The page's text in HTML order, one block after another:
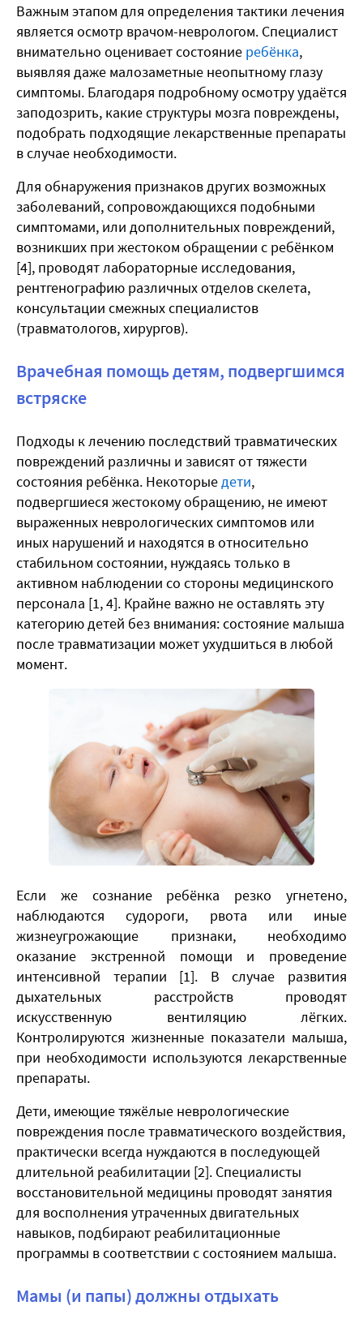
Важным этапом для определения тактики лечения
является осмотр врачом-неврологом. Специалист
внимательно оценивает состояние ребёнка,
выявляя даже малозаметные неопытному глазу
симптомы. Благодаря подробному осмотру удаётся
заподозрить, какие структуры мозга повреждены,
подобрать подходящие лекарственные препараты
в случае необходимости.
Для обнаружения признаков других возможных
заболеваний, сопровождающихся подобными
симптомами, или дополнительных повреждений,
возникших при жестоком обращении с ребёнком
[4], проводят лабораторные исследования,
рентгенографию различных отделов скелета,
консультации смежных специалистов
(травматологов, хирургов).
Врачебная помощь детям, подвергшимся
встряске
Подходы к лечению последствий травматических
повреждений различны и зависят от тяжести
состояния ребёнка. Некоторыедети,
подвергшиеся жестокому обращению, не имеют
выраженных неврологических симптомов или
иных нарушений и находятся в относительно
стабильном состоянии, нуждаясь только в
активном наблюдении со стороны медицинского
персонала [1, 4]. Крайне важно не оставлять эту
категорию детей без внимания: состояние малыша
после травматизации может ухудшиться в любой
момент.
Если же сознание ребёнка резко угнетено,
наблюдаются судороги, рвота или иные
жизнеугрожающие признаки, необходимо
оказание экстренной помощи и проведение
интенсивной терапии [1]. В случае развития
дыхательных расстройств проводят
искусственную вентиляцию лёгких.
Контролируются жизненные показатели малыша,
при необходимости используются лекарственные
препараты.
Дети, имеющие тяжёлые неврологические
повреждения после травматического воздействия,
практически всегда нуждаются в последующей
длительной реабилитации [2]. Специалисты
восстановительной медицины проводят занятия
для восполнения утраченных двигательных
навыков, подбирают реабилитационные
программы в соответствии с состоянием малыша.
Мамы (и папы) должны отдыхать